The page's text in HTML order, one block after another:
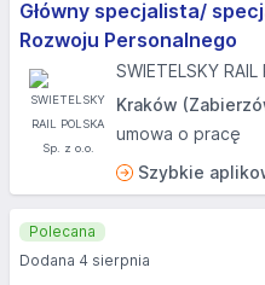
Główny specjalista/
Rozwoju Personalnego
SWIETELSKY
Kraków
umowa o pracę
Szybkie
Polecana
Dodana 4 sierpnia